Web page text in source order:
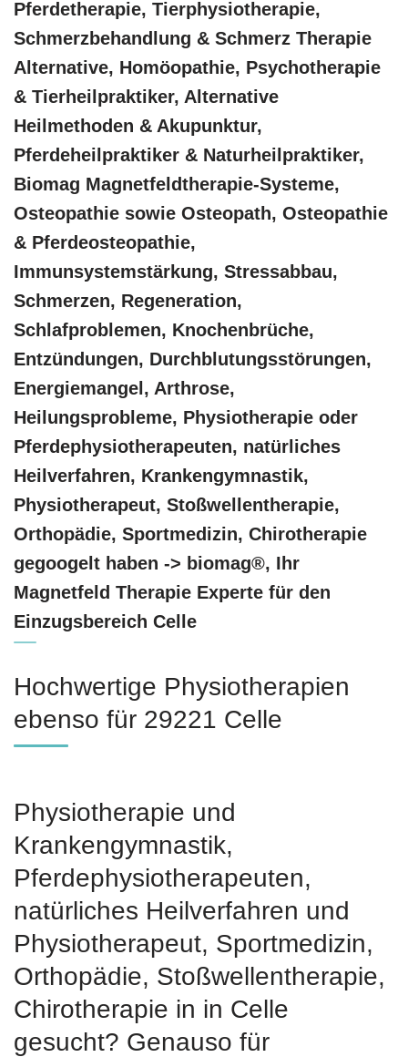
Pferdetherapie, Tierphysiotherapie,
Schmerzbehandlung & Schmerz Therapie
Alternative, ‎Homöopathie, ‎Psychotherapie
& ‎Tierheilpraktiker, Alternative
Heilmethoden & Akupunktur,
Pferdeheilpraktiker & Naturheilpraktiker,
Biomag Magnetfeldtherapie-Systeme,
Osteopathie sowie Osteopath, Osteopathie
& Pferdeosteopathie,
Immunsystemstärkung, Stressabbau,
Schmerzen, Regeneration,
Schlafproblemen, Knochenbrüche,
Entzündungen, Durchblutungsstörungen,
Energiemangel, Arthrose,
Heilungsprobleme, Physiotherapie oder
Pferdephysiotherapeuten, natürliches
Heilverfahren, Krankengymnastik,
Physiotherapeut, Stoßwellentherapie,
Orthopädie, Sportmedizin, Chirotherapie
gegoogelt haben -> biomag®, Ihr
Magnetfeld Therapie Experte für den
Einzugsbereich Celle
Hochwertige Physiotherapien
ebenso für 29221 Celle
Physiotherapie und
Krankengymnastik,
Pferdephysiotherapeuten,
natürliches Heilverfahren und
Physiotherapeut, Sportmedizin,
Orthopädie, Stoßwellentherapie,
Chirotherapie in in Celle
gesucht? Genauso für